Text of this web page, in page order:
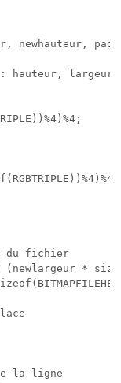
newhauteur,
hauteur, largeur
la ligne